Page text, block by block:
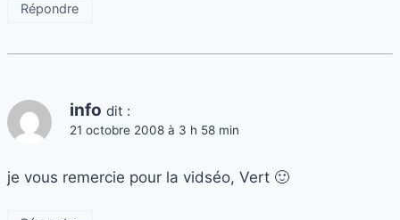
Répondre
info dit :
21 octobre 2008 à 3 h 58 min
je vous remercie pour la vidséo, Vert 🙂